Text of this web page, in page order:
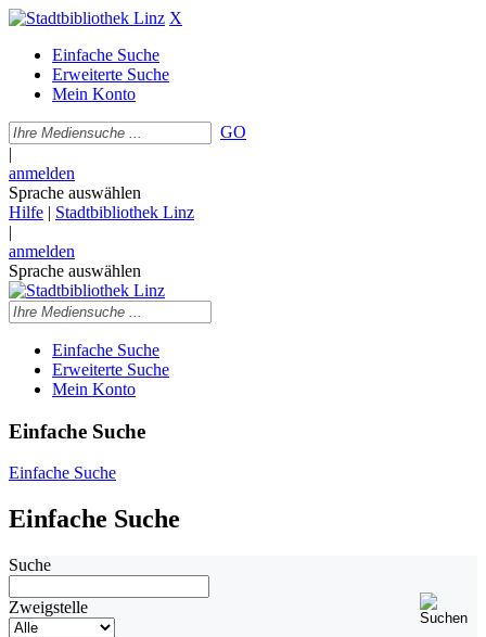
X
Einfache Suche
Erweiterte Suche
Mein Konto
GO
|
anmelden
Sprache auswählen
Hilfe | Stadtbibliothek Linz
|
anmelden
Sprache auswählen
Einfache Suche
Erweiterte Suche
Mein Konto
Einfache Suche
Einfache Suche
Einfache Suche
Suche
Zweigstelle